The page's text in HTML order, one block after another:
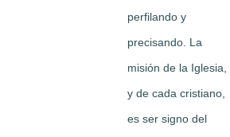
perfilando y
precisando. La
misión de la Iglesia,
y de cada cristiano,
es ser signo del